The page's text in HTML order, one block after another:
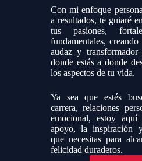
Con mi enfoque
a resultados, te guiaré
tus pasiones,
fundamentales,
audaz y
donde estás a donde
los aspectos de tu vida.
Ya sea que estés
carrera, relaciones
emocional, estoy
apoyo, la inspiración
que necesitas para
felicidad duraderos.